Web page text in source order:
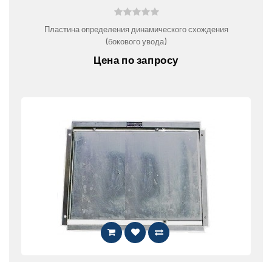
Пластина определения динамического схождения
(бокового увода)
Цена по запросу